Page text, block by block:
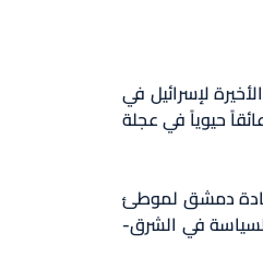
لإسرائيل في
حيوياً في عجلة
دمشق لموطئ
في الشرق-